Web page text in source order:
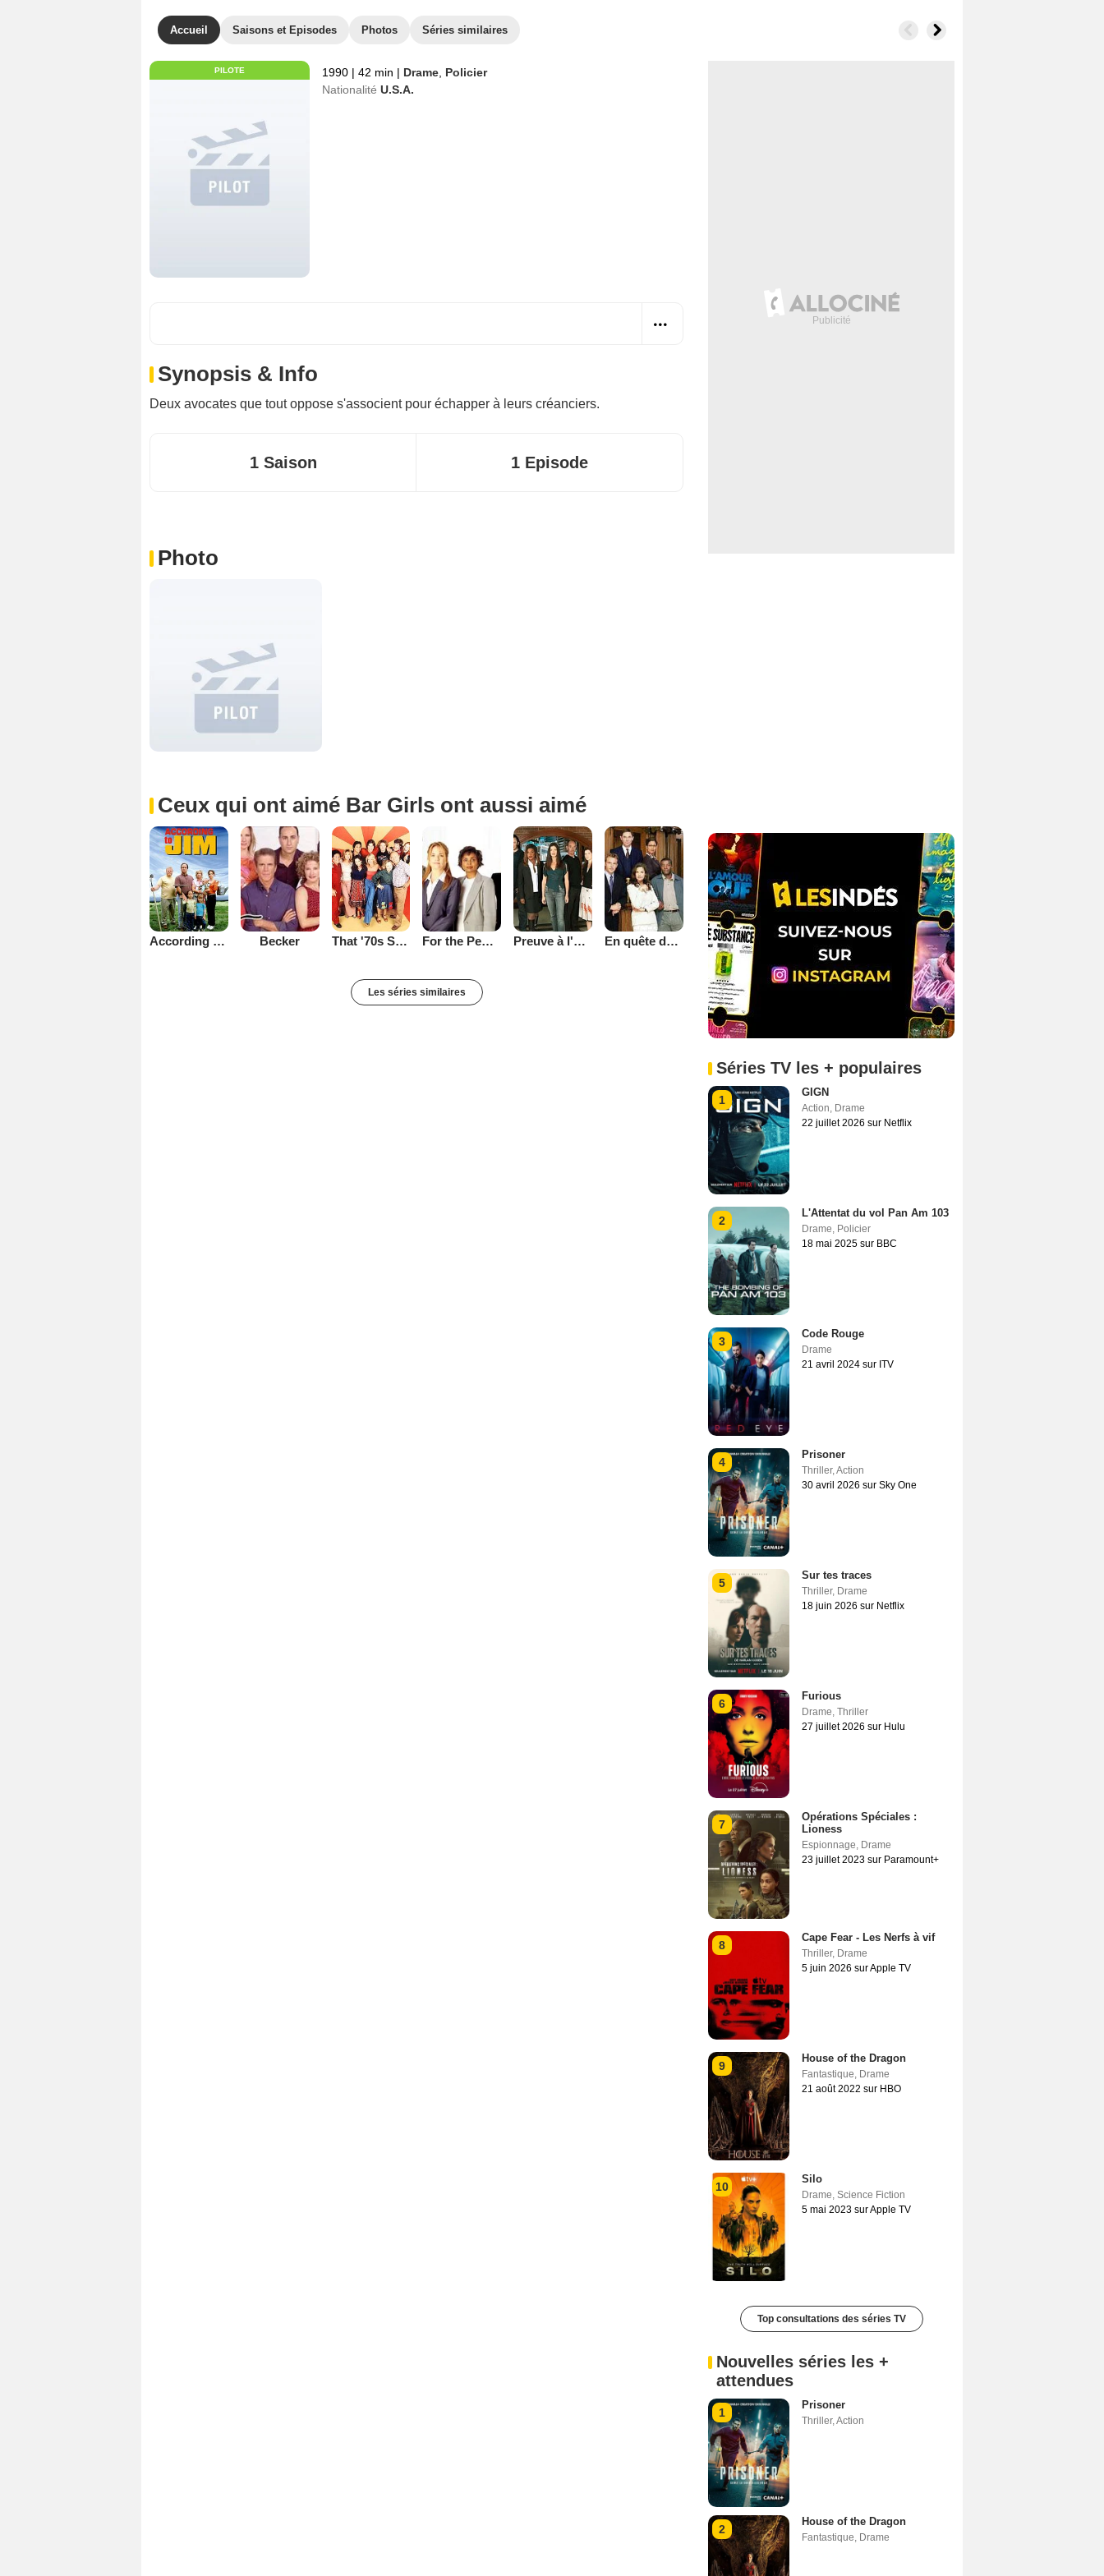
Accueil Saisons et Episodes Photos Séries similaires
PILOTE 1990 | 42 min | Drame Policier
Nationalité U.S.A.
Synopsis & Info
Deux avocates que tout oppose s'associent pour échapper à leurs créanciers.
1 Saison 1 Episode
Photo
Ceux qui ont aimé Bar Girls ont aussi aimé
According to Jim Becker That '70s Show For the People (2002) Preuve à l'appui En quête de justice
Les séries similaires
Séries TV les + populaires
1
GIGN
Action, Drame
22 juillet 2026 sur Netflix
2
L'Attentat du vol Pan Am 103
Drame, Policier
18 mai 2025 sur BBC
3
Code Rouge
Drame
21 avril 2024 sur ITV
4
Prisoner
Thriller,Action
30 avril 2026 sur Sky One
5
Sur tes traces
Thriller, Drame
18 juin 2026 sur Netflix
6
Furious
Drame, Thriller
27 juillet 2026 sur Hulu
7
Opérations Spéciales :
Lioness
Espionnage, Drame
23 juillet 2023 sur Paramount+
8
Cape Fear - Les Nerfs à vif
Thriller, Drame
5 juin 2026 sur Apple TV
9
House of the Dragon
Fantastique, Drame
21 août 2022 sur HBO
10
Silo
Drame, Science Fiction
5 mai 2023 sur Apple TV
Top consultations des séries TV
Nouvelles séries les +
attendues
1
Prisoner
Thriller,Action
2
House of the Dragon
Fantastique, Drame